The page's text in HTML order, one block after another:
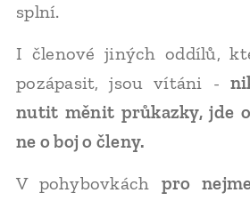
splní.
I členové jiných oddílů,
pozápasit, jsou vítáni -
nutit měnit průkazky, jde
ne o boj o členy.
V pohybovkách pro